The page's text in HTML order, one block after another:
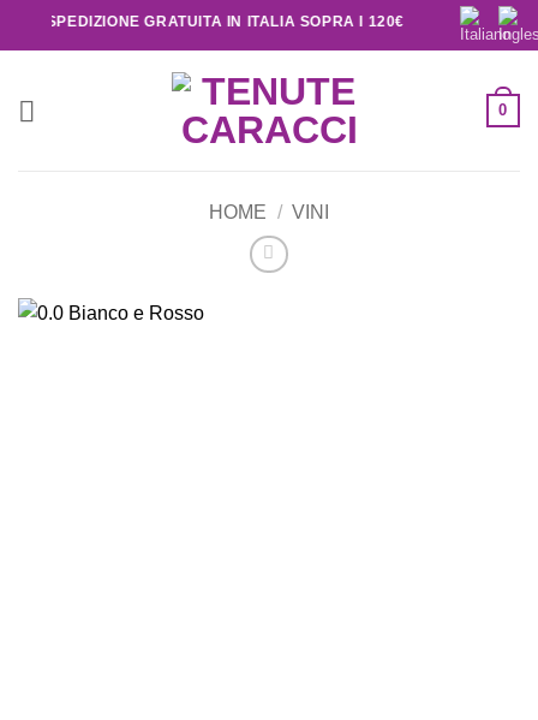
SPEDIZIONE GRATUITA IN ITALIA SOPRA I 120€
0
HOME / VINI